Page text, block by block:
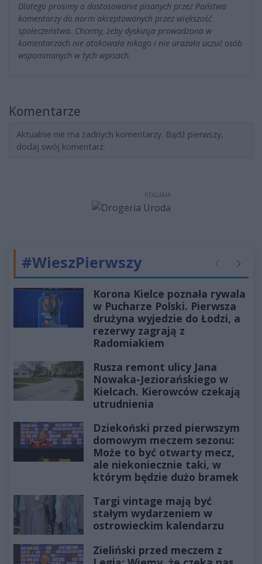
Dlatego prosimy o dostosowanie pisanych przez Państwa
komentarzy do norm akceptowanych przez większość
społeczeństwa. Chcemy, żeby dyskusja prowadzona w
komentarzach nie atakowała nikogo i nie urażała uczuć osób
wspominanych w tych wpisach.
Komentarze
Aktualnie nie ma żadnych komentarzy. Bądź pierwszy,
dodaj swój komentarz.
REKLAMA
#WieszPierwszy Poprzednie
Korona Kielce poznała rywala
w Pucharze Polski. Pierwsza
drużyna wyjedzie do Łodzi, a
rezerwy zagrają z
Radomiakiem
Rusza remont ulicy Jana
Nowaka-Jeziorańskiego w
Kielcach. Kierowców czekają
utrudnienia
Dziekoński przed pierwszym
domowym meczem sezonu:
Może to być otwarty mecz,
ale niekoniecznie taki, w
którym będzie dużo bramek
Targi vintage mają być
stałym wydarzeniem w
ostrowieckim kalendarzu
Zieliński przed meczem z